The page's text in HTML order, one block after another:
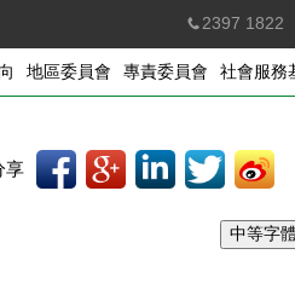
2397 1822
社會服務
專責委員會
地區委員會
享